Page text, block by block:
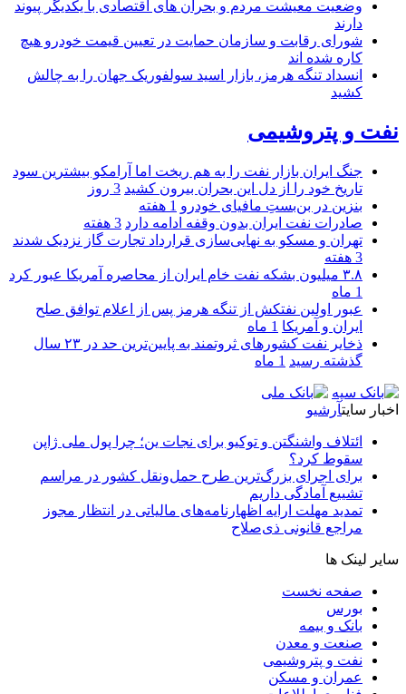
وضعیت معیشت مردم و بحران های اقتصادی با یکدیگر پیوند
دارند
شورای رقابت و سازمان حمایت در تعیین قیمت خودرو هیچ
کاره شده اند
انسداد تنگه هرمز، بازار اسید سولفوریک جهان را به چالش
کشید
نفت و پتروشیمی
جنگ ایران بازار نفت را به هم ریخت اما آرامکو بیشترین سود
تاریخ خود را از دل این بحران بیرون کشید 3 روز
بنزین در بن‌بستِ مافیای خودرو 1 هفته
صادرات نفت ایران بدون وقفه ادامه دارد 3 هفته
تهران و مسکو به نهایی‌سازی قرارداد تجارت گاز نزدیک شدند
3 هفته
۳.۸ میلیون بشکه نفت خام ایران از محاصره آمریکا عبور کرد
1 ماه
عبور اولین نفتکش از تنگه هرمز پس از اعلام توافق صلح
ایران و آمریکا 1 ماه
ذخایر نفت کشورهای ثروتمند به پایین‌ترین حد در ۲۳ سال
گذشته رسید 1 ماه
اخبار سایتآرشیو
ائتلاف واشنگتن و توکیو برای نجات ین؛ چرا پول ملی ژاپن
سقوط کرد؟
برای اجرای بزرگ‌ترین طرح حمل‌ونقل کشور در مراسم
تشییع آمادگی داریم
تمدید مهلت ارایه اظهارنامه‌های مالیاتی در انتظار مجوز
مراجع قانونی ذی‌‏صلاح
سایر لینک ها
صفحه نخست
بورس
بانک و بیمه
صنعت و معدن
نفت و پتروشیمی
عمران و مسکن